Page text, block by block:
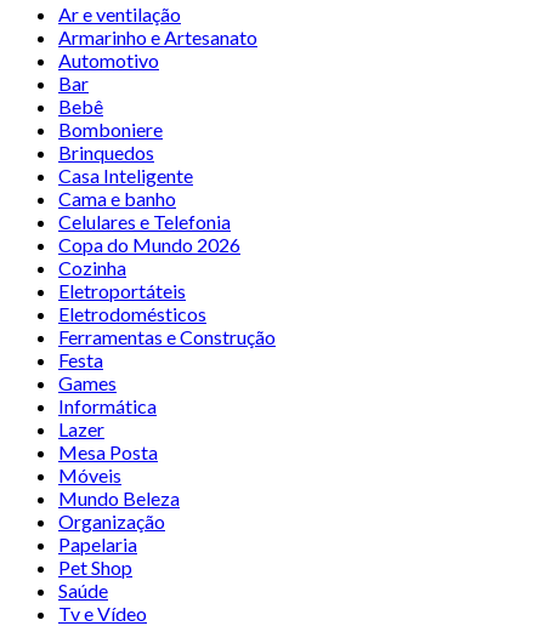
Ar e ventilação
Armarinho e Artesanato
Automotivo
Bar
Bebê
Bomboniere
Brinquedos
Casa Inteligente
Cama e banho
Celulares e Telefonia
Copa do Mundo 2026
Cozinha
Eletroportáteis
Eletrodomésticos
Ferramentas e Construção
Festa
Games
Informática
Lazer
Mesa Posta
Móveis
Mundo Beleza
Organização
Papelaria
Pet Shop
Saúde
Tv e Vídeo